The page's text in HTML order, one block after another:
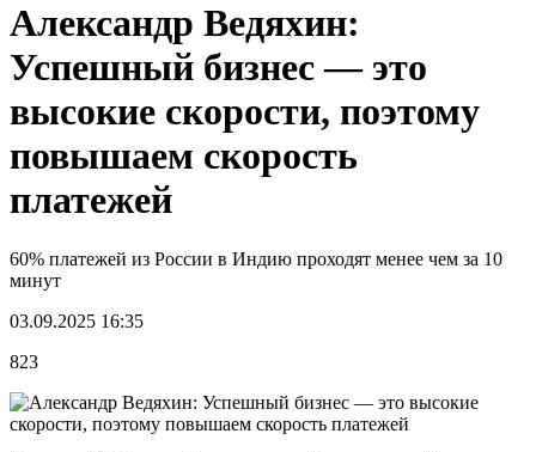
Александр Ведяхин:
Успешный бизнес — это
высокие скорости, поэтому
повышаем скорость
платежей
60% платежей из России в Индию проходят менее чем за 10
минут
03.09.2025 16:35
823